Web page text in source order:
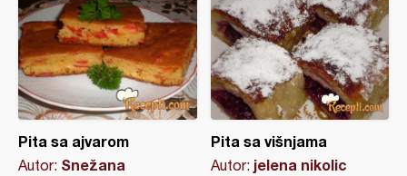
Pita sa ajvarom
Autor: Snežana
Pita sa višnjama
Autor: jelena nikolic